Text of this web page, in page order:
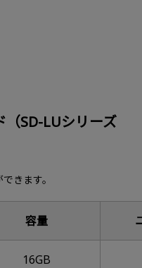
（SD-LUシリーズ
きます。
容量
16GB